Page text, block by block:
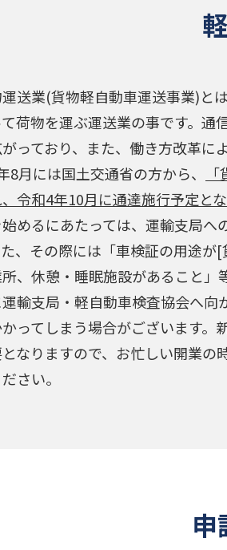
送業(貨物軽自動車運送事業)と
荷物を運ぶ運送業の事です。通
っており、また、働き方改革に
8月には国土交通省の方から、
令和4年10月に通達施行予定と
めるにあたっては、運輸支局へ
、その際には「車検証の用途
、休憩・睡眠施設があること」
輸支局・軽自動車検査協会へ
ってしまう場合がございます
なりますので、お忙しい開業の
さい。
申